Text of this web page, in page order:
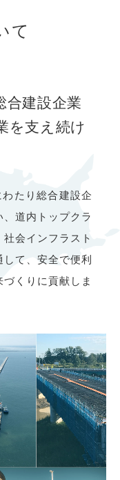
て
合建設企業
を支え続け
たり総合建設企
道内トップクラ
会インフラスト
て、安全で便利
くりに貢献しま